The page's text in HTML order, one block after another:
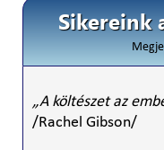
Sikereink
„A költészet az
/Rachel Gibson/